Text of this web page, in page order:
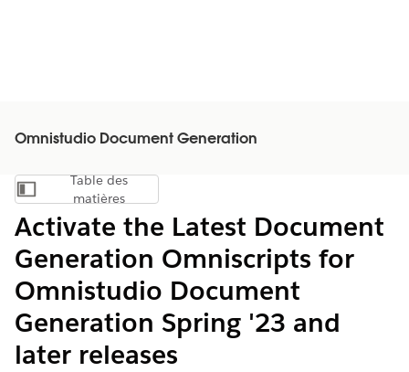
Omnistudio Document Generation
Afficher la table des matières
Table des
matières
Activate the Latest Document
Generation Omniscripts for
Omnistudio Document
Generation Spring '23 and
later releases